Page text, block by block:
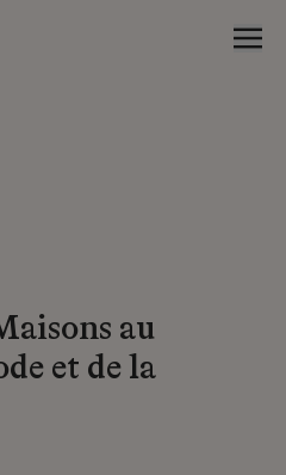
au
et de la